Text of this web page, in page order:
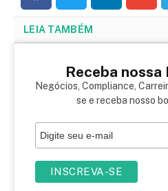
LEIA TAMBÉM
Receba
Negócios, Compliance,
se e receba nosso